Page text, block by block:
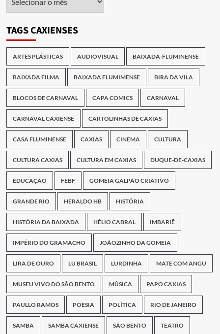
TAGS CAXIENSES
ARTES PLÁSTICAS AUDIOVISUAL BAIXADA-FLUMINENSE
BAIXADA FILMA BAIXADA FLUMIMENSE BIRA DA VILA
BLOCOS DE CARNAVAL CAPA COMICS CARNAVAL
CARNAVAL CAXIENSE CARTOLINHAS DE CAXIAS
CASA FLUMINENSE CAXIAS CINEMA CULTURA
CULTURA CAXIAS CULTURA EM CAXIAS DUQUE-DE-CAXIAS
EDUCAÇÃO FEBF GOMEIA GALPÃO CRIATIVO
GRANDE RIO HERALDO HB HISTÓRIA
HISTÓRIA DA BAIXADA HÉLIO CABRAL IMBARIÊ
IMPÉRIO DO GRAMACHO JOÃOZINHO DA GOMEIA
LIRA DE OURO LU BRASIL LURDINHA MATE COM ANGU
MUSEU VIVO DO SÃO BENTO MÚSICA PAPO CAXIAS
PAULLO RAMOS POESIA POLÍTICA RIO DE JANEIRO
SAMBA SAMBA CAXIENSE SÃO BENTO TEATRO